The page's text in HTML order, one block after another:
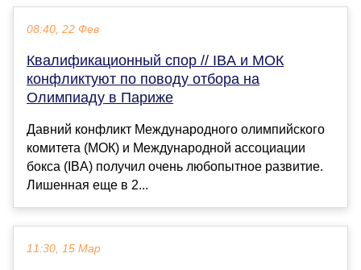
08:40, 22 Фев
Квалификационный спор // IBA и МОК
конфликтуют по поводу отбора на
Олимпиаду в Париже
Давний конфликт Международного олимпийского
комитета (МОК) и Международной ассоциации
бокса (IBA) получил очень любопытное развитие.
Лишенная еще в 2...
11:30, 15 Мар